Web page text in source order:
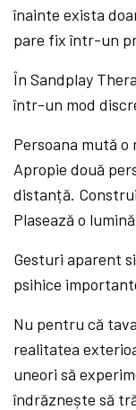
înainte exista
pare fix într-un
În Sandplay
într-un mod
Persoana mută
Apropie două
distanță.
Plasează o
Gesturi aparent
psihice
Nu pentru că
realitatea
uneori să
îndrăznește să